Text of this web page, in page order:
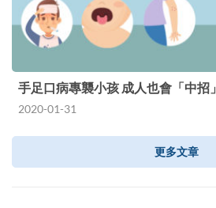
手足口病專襲小孩 成人也會「中招」
2020-01-31
更多文章